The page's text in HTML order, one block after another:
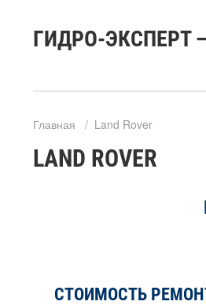
ГИДРО-ЭКСПЕРТ
Главная / Land Rover
LAND ROVER
СТОИМОСТЬ